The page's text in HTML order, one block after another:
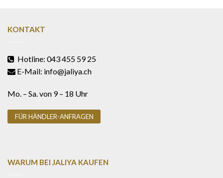
KONTAKT
Hotline: 043 455 59 25
E-Mail: info@jaliya.ch
Mo. – Sa. von 9 – 18 Uhr
FÜR HÄNDLER-ANFRAGEN
WARUM BEI JALIYA KAUFEN